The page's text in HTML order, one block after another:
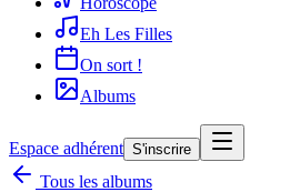
Eh Les Filles
On sort !
Albums
Espace adhérent S'inscrire
Tous les albums